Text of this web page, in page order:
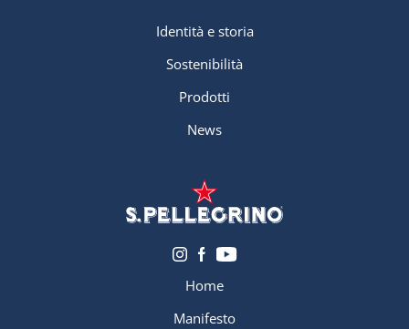
Identità e storia
Sostenibilità
Prodotti
News
Home
Manifesto